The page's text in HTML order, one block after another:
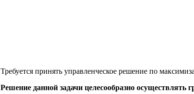
Требуется принять управленческое решение по
Решение данной задачи целесообразно осуществлять